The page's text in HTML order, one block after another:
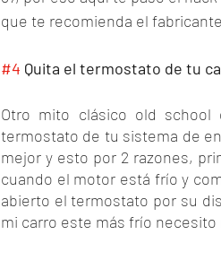
que te recomienda el
#4 Quita el termostato de tu
Otro mito clásico old
termostato de tu sistema de
mejor y esto por 2 razones,
cuando el motor está frío y
abierto el termostato por su
mi carro este más frío